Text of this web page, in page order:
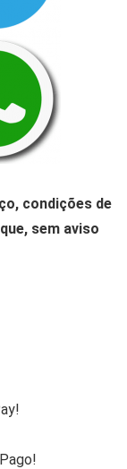
condições de
sem aviso